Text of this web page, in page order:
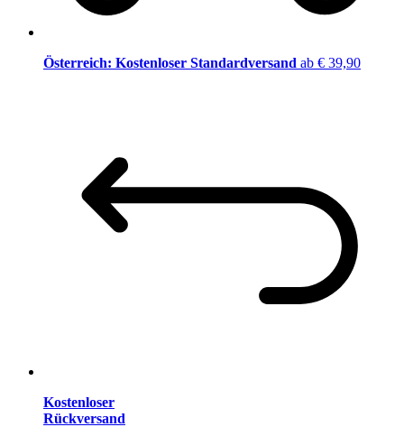
Österreich: Kostenloser Standardversand ab € 39,90
Kostenloser
Rückversand